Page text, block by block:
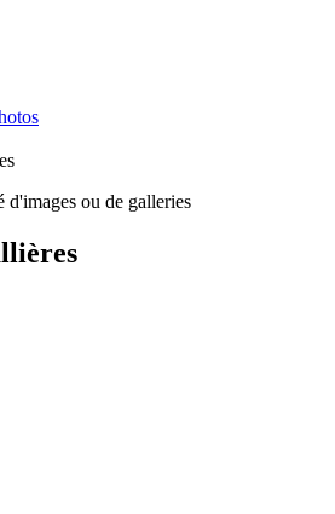
d'images ou de galleries